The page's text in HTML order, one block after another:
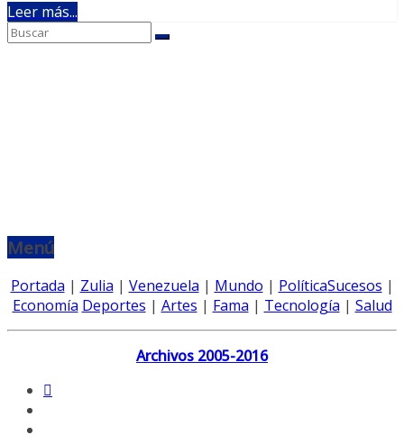
Leer más...
Menú
Portada | Zulia | Venezuela | Mundo | PolíticaSucesos |
Economía Deportes | Artes | Fama | Tecnología | Salud
Archivos 2005-2016